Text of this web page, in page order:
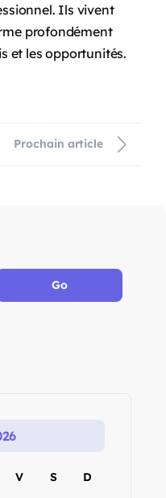
Ils vivent
profondément
et les opportunités.
Prochain article
V S
D